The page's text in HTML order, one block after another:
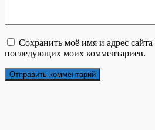
Сохранить моё имя и адрес сайта
последующих моих комментариев.